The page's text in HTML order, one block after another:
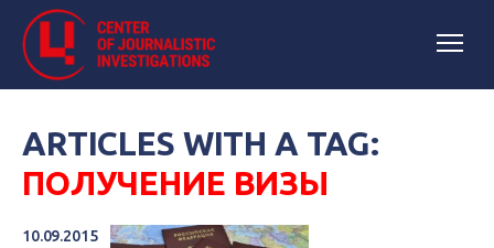
ARTICLES WITH A TAG:
ПОЛУЧЕНИЕ ВИЗЫ
10.09.2015